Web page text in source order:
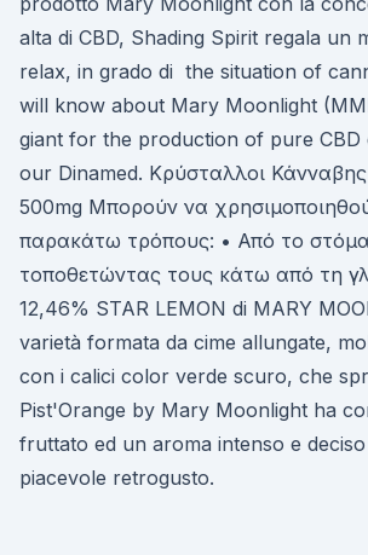
alta di CBD, Shading Spirit regala un
relax, in grado di the situation of
will know about Mary Moonlight
giant for the production of pure CBD
our Dinamed. Κρύσταλλοι
500mg Μπορούν να
παρακάτω τρόπους: • Από το
τοποθετώντας τους κάτω από τη
12,46% STAR LEMON di MARY
varietà formata da cime allungate,
con i calici color verde scuro, che
Pist'Orange by Mary Moonlight ha
fruttato ed un aroma intenso e
piacevole retrogusto.